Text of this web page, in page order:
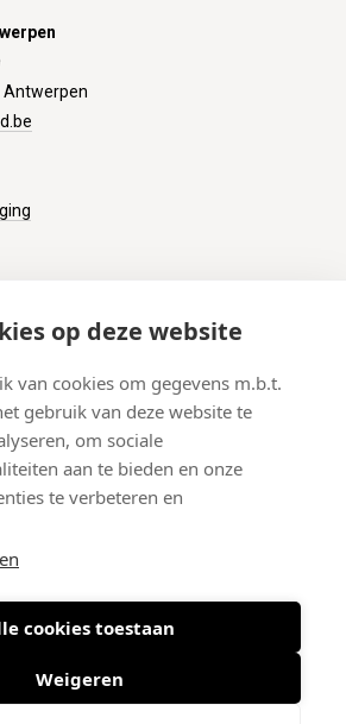
op deze website
van cookies om gegevens m.b.t.
gebruik van deze website te
om sociale
aan te bieden en onze
te verbeteren en
cookies toestaan
Weigeren
Antwerpen
-Meir 75, 2000 Antwerpen (België)
Algemene voorwaarden